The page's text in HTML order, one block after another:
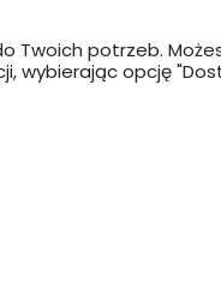
Twoich potrzeb.
wybierając opcję